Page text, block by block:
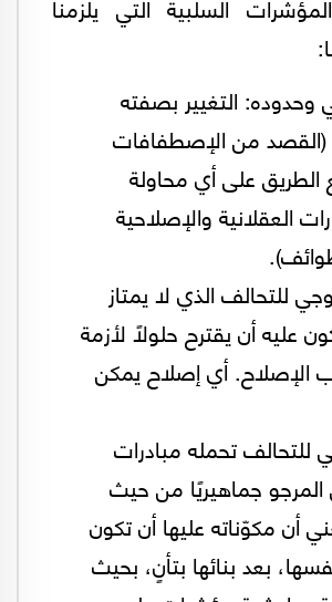
وحدوده: التغيير بصفته
من الإصطفافات
الطريق على أي محاولة
العقلانية والإصلاحية
للتحالف الذي لا يمتاز
عليه أن يقترح حلولًا لأزمة
الإصلاح. أي إصلاح يمكن
للتحالف تحمله مبادرات
جماهيريًا من حيث
أن مكوّناته عليها أن تكون
بعد بنائها بتأنٍ، بحيث